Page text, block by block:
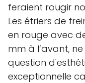
feraient rougir
Les étriers de
en rouge avec
mm à l’avant,
question
exceptionnelle